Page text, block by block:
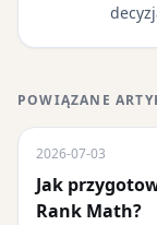
POWIĄZANE
2026-07-03
Jak
Rank Math?